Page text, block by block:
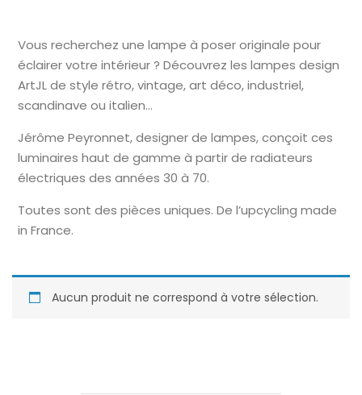
Vous recherchez une lampe à poser originale pour
éclairer votre intérieur ? Découvrez les lampes design
ArtJL de style rétro, vintage, art déco, industriel,
scandinave ou italien…
Jérôme Peyronnet, designer de lampes, conçoit ces
luminaires haut de gamme à partir de radiateurs
électriques des années 30 à 70.
Toutes sont des pièces uniques. De l’upcycling made
in France.
Aucun produit ne correspond à votre sélection.